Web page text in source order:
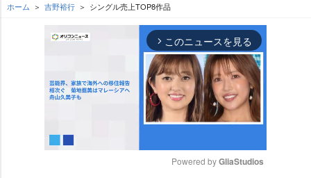
ホーム 吉野裕行 シングル売上TOP8作品
arrow_forward_ios このニュースを見る
Powered by GliaStudios